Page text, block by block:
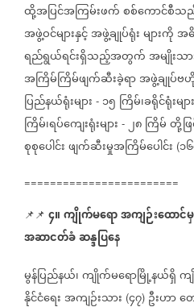
ထို့အပြင်အကြမ်းဖက်စစ်ကောင်စီသ
အဖွဲ့ဝင်များနှင့်အဖွဲ့ချုပ်ရုံးများကိုအ
ရည်ရွယ်ရင်းရှိသည့်အတွက်အမျိုးသ
အကြိမ်ကြိမ်ဖျက်ဆီးခဲ့ရာအဖွဲ့ချုပ်ဗ
ပြည်နယ်ရုံးများ - ၁၅ ကြိမ်၊ခရိုင်ရုံးများ
ကြိမ်၊ရပ်ကျေးရုံးများ - ၂၈ကြိမ်တို့ဖ
စုစုပေါင်းဖျက်ဆီးမှုအကြိမ်ပေါင်း (၁
========================
📌📌 ၄။ကျိုက်မရောအကျဉ်းထောင်မှ
အဆာငတ်ခံဆန္ဒပြနေ
မွန်ပြည်နယ်၊ကျိုက်မရောမြို့နယ်ရှိက
နိုင်ငံရေးအကျဉ်းသား (၄၇) ဦးဟာတ